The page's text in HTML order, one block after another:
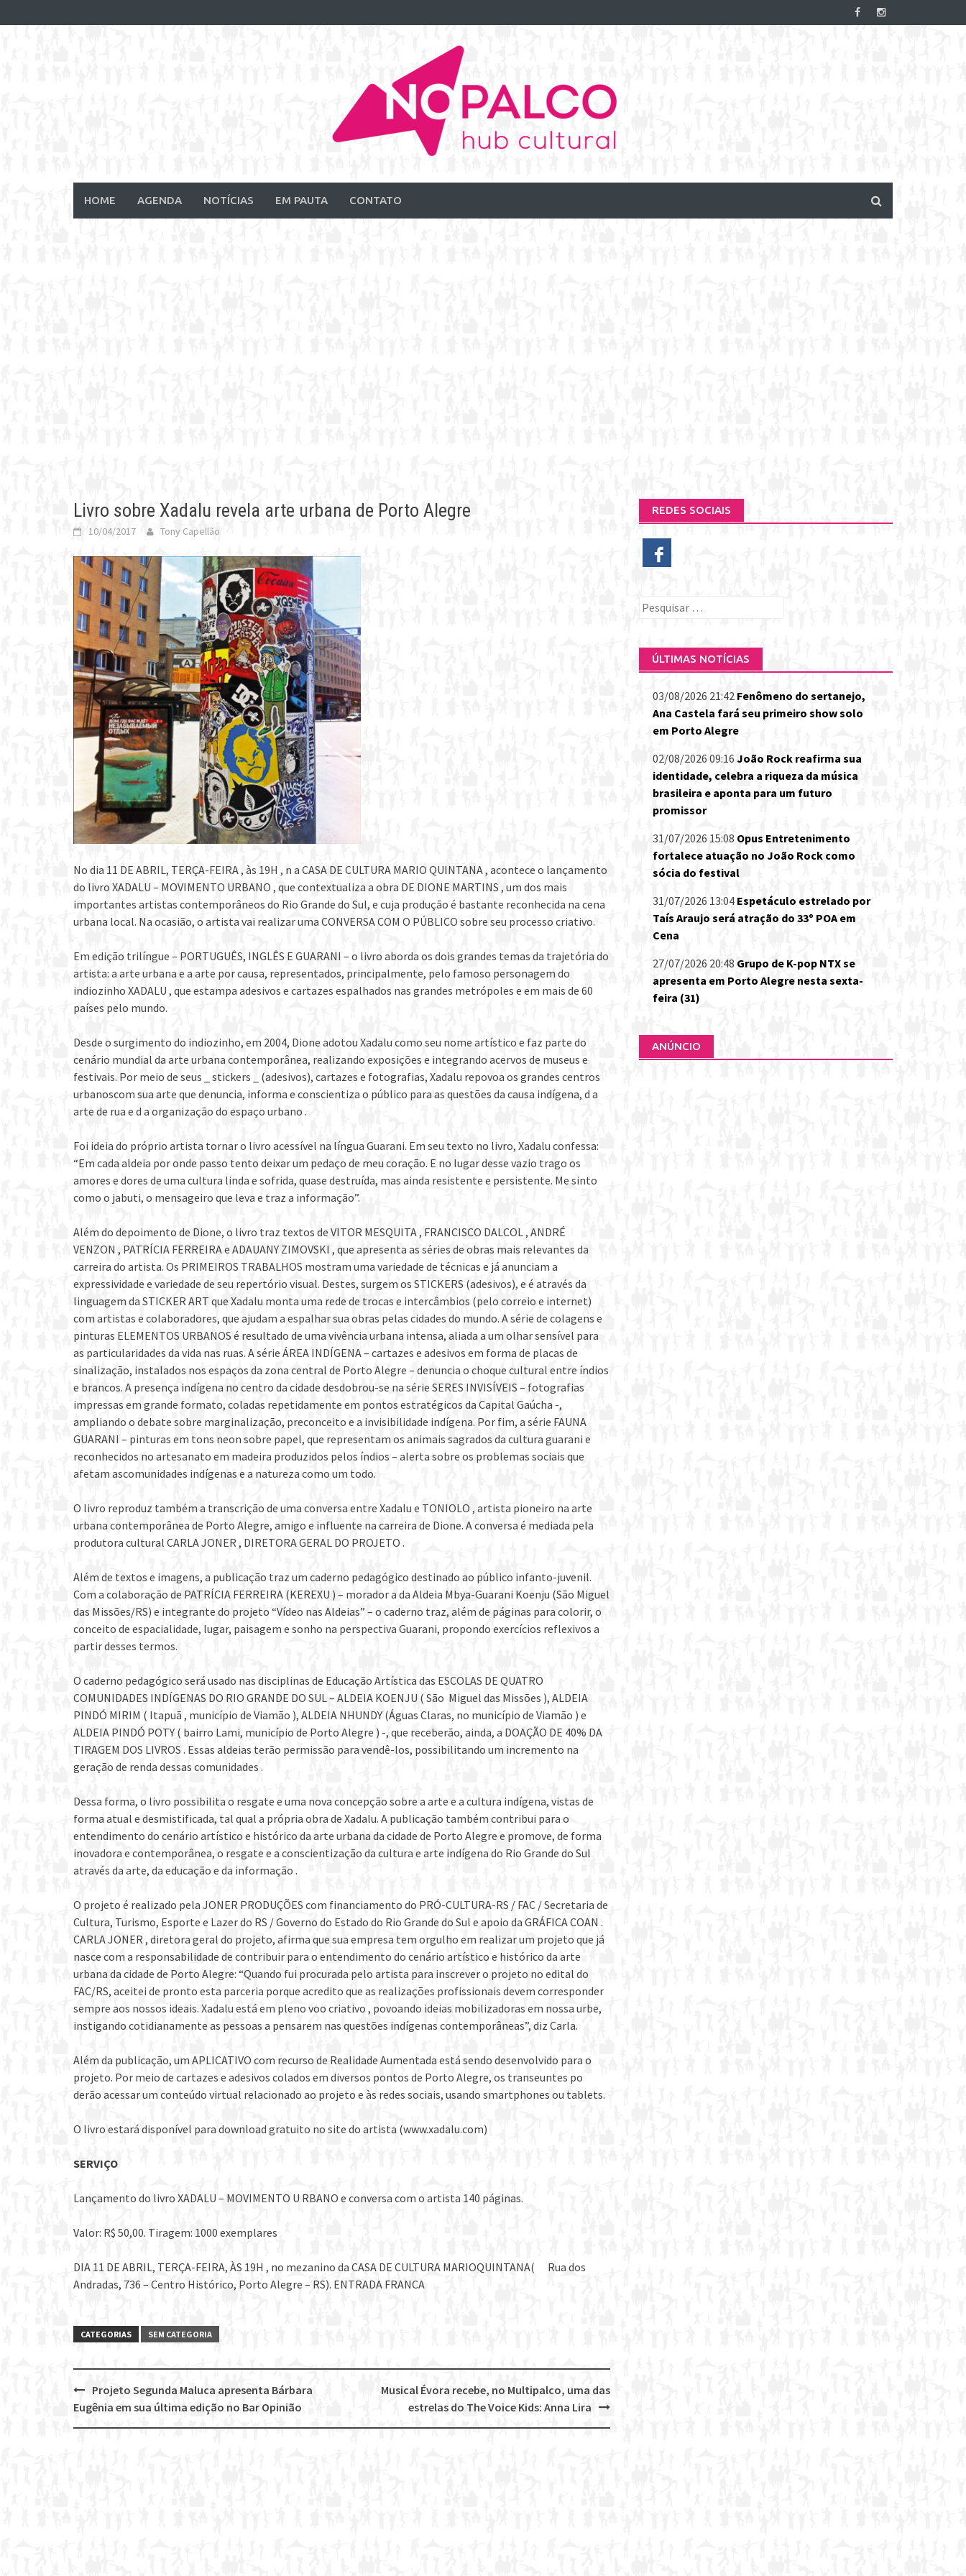
to
HOME AGENDA NOTÍCIAS EM PAUTA CONTATO
Livro sobre Xadalu revela arte urbana de Porto Alegre
10/04/2017 Tony Capellão
No dia 11 DE ABRIL, TERÇA-FEIRA , às 19H , n a CASA DE CULTURA MARIO QUINTANA , acontece o lançamento
do livro XADALU – MOVIMENTO URBANO , que contextualiza a obra DE DIONE MARTINS , um dos mais
importantes artistas contemporâneos do Rio Grande do Sul, e cuja produção é bastante reconhecida na cena
urbana local. Na ocasião, o artista vai realizar uma CONVERSA COM O PÚBLICO sobre seu processo criativo.
Em edição trilíngue – PORTUGUÊS, INGLÊS E GUARANI – o livro aborda os dois grandes temas da trajetória do
artista: a arte urbana e a arte por causa, representados, principalmente, pelo famoso personagem do
indiozinho XADALU , que estampa adesivos e cartazes espalhados nas grandes metrópoles e em mais de 60
países pelo mundo.
Desde o surgimento do indiozinho, em 2004, Dione adotou Xadalu como seu nome artístico e faz parte do
cenário mundial da arte urbana contemporânea, realizando exposições e integrando acervos de museus e
festivais. Por meio de seus _ stickers _ (adesivos), cartazes e fotografias, Xadalu repovoa os grandes centros
urbanoscom sua arte que denuncia, informa e conscientiza o público para as questões da causa indígena, d a
arte de rua e d a organização do espaço urbano .
Foi ideia do próprio artista tornar o livro acessível na língua Guarani. Em seu texto no livro, Xadalu confessa:
“Em cada aldeia por onde passo tento deixar um pedaço de meu coração. E no lugar desse vazio trago os
amores e dores de uma cultura linda e sofrida, quase destruída, mas ainda resistente e persistente. Me sinto
como o jabuti, o mensageiro que leva e traz a informação”.
Além do depoimento de Dione, o livro traz textos de VITOR MESQUITA , FRANCISCO DALCOL , ANDRÉ
VENZON , PATRÍCIA FERREIRA e ADAUANY ZIMOVSKI , que apresenta as séries de obras mais relevantes da
carreira do artista. Os PRIMEIROS TRABALHOS mostram uma variedade de técnicas e já anunciam a
expressividade e variedade de seu repertório visual. Destes, surgem os STICKERS (adesivos), e é através da
linguagem da STICKER ART que Xadalu monta uma rede de trocas e intercâmbios (pelo correio e internet)
com artistas e colaboradores, que ajudam a espalhar sua obras pelas cidades do mundo. A série de colagens e
pinturas ELEMENTOS URBANOS é resultado de uma vivência urbana intensa, aliada a um olhar sensível para
as particularidades da vida nas ruas. A série ÁREA INDÍGENA – cartazes e adesivos em forma de placas de
sinalização, instalados nos espaços da zona central de Porto Alegre – denuncia o choque cultural entre índios
e brancos. A presença indígena no centro da cidade desdobrou-se na série SERES INVISÍVEIS – fotografias
impressas em grande formato, coladas repetidamente em pontos estratégicos da Capital Gaúcha -,
ampliando o debate sobre marginalização, preconceito e a invisibilidade indígena. Por fim, a série FAUNA
GUARANI – pinturas em tons neon sobre papel, que representam os animais sagrados da cultura guarani e
reconhecidos no artesanato em madeira produzidos pelos índios – alerta sobre os problemas sociais que
afetam ascomunidades indígenas e a natureza como um todo.
O livro reproduz também a transcrição de uma conversa entre Xadalu e TONIOLO , artista pioneiro na arte
urbana contemporânea de Porto Alegre, amigo e influente na carreira de Dione. A conversa é mediada pela
produtora cultural CARLA JONER , DIRETORA GERAL DO PROJETO .
Além de textos e imagens, a publicação traz um caderno pedagógico destinado ao público infanto-juvenil.
Com a colaboração de PATRÍCIA FERREIRA (KEREXU ) – morador a da Aldeia Mbya-Guarani Koenju (São Miguel
das Missões/RS) e integrante do projeto “Vídeo nas Aldeias” – o caderno traz, além de páginas para colorir, o
conceito de espacialidade, lugar, paisagem e sonho na perspectiva Guarani, propondo exercícios reflexivos a
partir desses termos.
O caderno pedagógico será usado nas disciplinas de Educação Artística das ESCOLAS DE QUATRO
COMUNIDADES INDÍGENAS DO RIO GRANDE DO SUL – ALDEIA KOENJU ( São Miguel das Missões ), ALDEIA
PINDÓ MIRIM ( Itapuã , município de Viamão ), ALDEIA NHUNDY (Águas Claras, no município de Viamão ) e
ALDEIA PINDÓ POTY ( bairro Lami, município de Porto Alegre ) -, que receberão, ainda, a DOAÇÃO DE 40% DA
TIRAGEM DOS LIVROS . Essas aldeias terão permissão para vendê-los, possibilitando um incremento na
geração de renda dessas comunidades .
Dessa forma, o livro possibilita o resgate e uma nova concepção sobre a arte e a cultura indígena, vistas de
forma atual e desmistificada, tal qual a própria obra de Xadalu. A publicação também contribui para o
entendimento do cenário artístico e histórico da arte urbana da cidade de Porto Alegre e promove, de forma
inovadora e contemporânea, o resgate e a conscientização da cultura e arte indígena do Rio Grande do Sul
através da arte, da educação e da informação .
O projeto é realizado pela JONER PRODUÇÕES com financiamento do PRÓ-CULTURA-RS / FAC / Secretaria de
Cultura, Turismo, Esporte e Lazer do RS / Governo do Estado do Rio Grande do Sul e apoio da GRÁFICA COAN .
CARLA JONER , diretora geral do projeto, afirma que sua empresa tem orgulho em realizar um projeto que já
nasce com a responsabilidade de contribuir para o entendimento do cenário artístico e histórico da arte
urbana da cidade de Porto Alegre: “Quando fui procurada pelo artista para inscrever o projeto no edital do
FAC/RS, aceitei de pronto esta parceria porque acredito que as realizações profissionais devem corresponder
sempre aos nossos ideais. Xadalu está em pleno voo criativo , povoando ideias mobilizadoras em nossa urbe,
instigando cotidianamente as pessoas a pensarem nas questões indígenas contemporâneas”, diz Carla.
Além da publicação, um APLICATIVO com recurso de Realidade Aumentada está sendo desenvolvido para o
projeto. Por meio de cartazes e adesivos colados em diversos pontos de Porto Alegre, os transeuntes po
derão acessar um conteúdo virtual relacionado ao projeto e às redes sociais, usando smartphones ou tablets.
O livro estará disponível para download gratuito no site do artista (www.xadalu.com)
SERVIÇO
Lançamento do livro XADALU – MOVIMENTO U RBANO e conversa com o artista 140 páginas.
Valor: R$ 50,00. Tiragem: 1000 exemplares
DIA 11 DE ABRIL, TERÇA-FEIRA, ÀS 19H , no mezanino da CASA DE CULTURA MARIOQUINTANA( Rua dos
Andradas, 736 – Centro Histórico, Porto Alegre – RS). ENTRADA FRANCA
CATEGORIAS SEM CATEGORIA
Post
navigation
Musical Évora recebe, no Multipalco, uma das
estrelas do The Voice Kids: Anna Lira
Projeto Segunda Maluca apresenta Bárbara
Eugênia em sua última edição no Bar Opinião
REDES SOCIAIS
Pesquisar
ÚLTIMAS NOTÍCIAS
03/08/2026 21:42 Fenômeno do sertanejo,
Ana Castela fará seu primeiro show solo
em Porto Alegre
02/08/2026 09:16 João Rock reafirma sua
identidade, celebra a riqueza da música
brasileira e aponta para um futuro
promissor
31/07/2026 15:08 Opus Entretenimento
fortalece atuação no João Rock como
sócia do festival
31/07/2026 13:04 Espetáculo estrelado por
Taís Araujo será atração do 33º POA em
Cena
27/07/2026 20:48 Grupo de K-pop NTX se
apresenta em Porto Alegre nesta sexta-
feira (31)
ANÚNCIO